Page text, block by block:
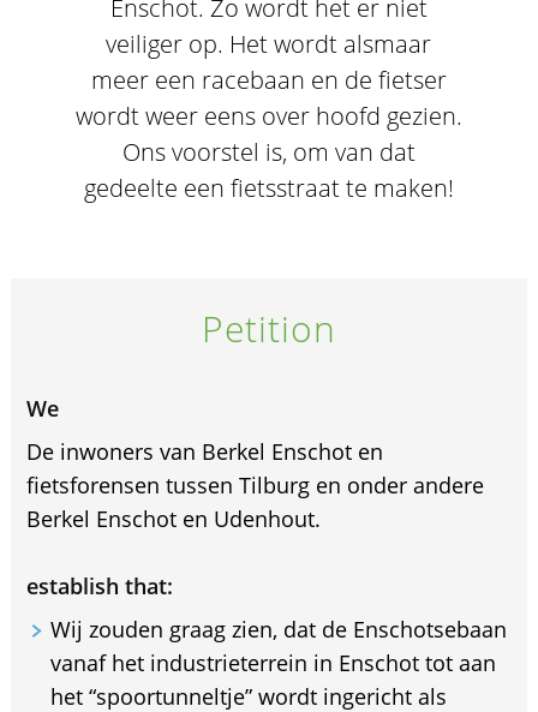
Enschot. Zo wordt het er niet
veiliger op. Het wordt alsmaar
meer een racebaan en de fietser
wordt weer eens over hoofd gezien.
Ons voorstel is, om van dat
gedeelte een fietsstraat te maken!
Petition
We
De inwoners van Berkel Enschot en
fietsforensen tussen Tilburg en onder andere
Berkel Enschot en Udenhout.
establish that:
Wij zouden graag zien, dat de Enschotsebaan
vanaf het industrieterrein in Enschot tot aan
het “spoortunneltje” wordt ingericht als